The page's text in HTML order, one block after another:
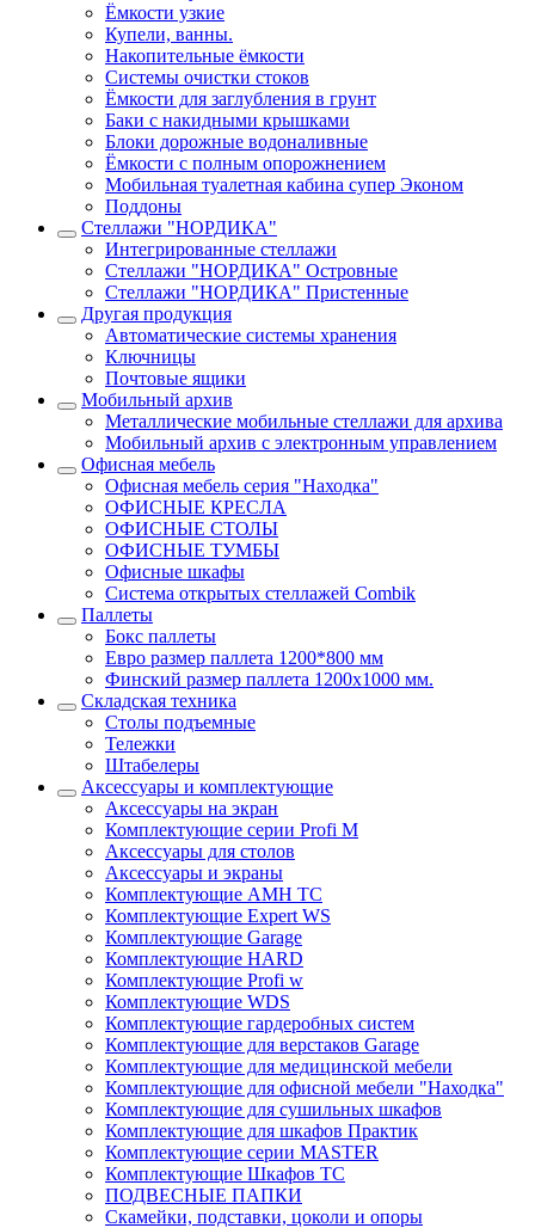
Ёмкости узкие
Купели, ванны.
Накопительные ёмкости
Системы очистки стоков
Ёмкости для заглубления в грунт
Баки с накидными крышками
Блоки дорожные водоналивные
Ёмкости с полным опорожнением
Мобильная туалетная кабина супер Эконом
Поддоны
Стеллажи "НОРДИКА"
Интегрированные стеллажи
Стеллажи "НОРДИКА" Островные
Стеллажи "НОРДИКА" Пристенные
Другая продукция
Автоматические системы хранения
Ключницы
Почтовые ящики
Мобильный архив
Металлические мобильные стеллажи для архива
Мобильный архив с электронным управлением
Офисная мебель
Офисная мебель серия "Находка"
ОФИСНЫЕ КРЕСЛА
ОФИСНЫЕ СТОЛЫ
ОФИСНЫЕ ТУМБЫ
Офисные шкафы
Система открытых стеллажей Combik
Паллеты
Бокс паллеты
Евро размер паллета 1200*800 мм
Финский размер паллета 1200х1000 мм.
Складская техника
Столы подъемные
Тележки
Штабелеры
Аксессуары и комплектующие
Аксессуары на экран
Комплектующие серии Profi M
Аксессуары для столов
Аксессуары и экраны
Комплектующие AMH TC
Комплектующие Expert WS
Комплектующие Garage
Комплектующие HARD
Комплектующие Profi w
Комплектующие WDS
Комплектующие гардеробных систем
Комплектующие для верстаков Garage
Комплектующие для медицинской мебели
Комплектующие для офисной мебели "Находка"
Комплектующие для сушильных шкафов
Комплектующие для шкафов Практик
Комплектующие серии MASTER
Комплектующие Шкафов ТС
ПОДВЕСНЫЕ ПАПКИ
Скамейки, подставки, цоколи и опоры